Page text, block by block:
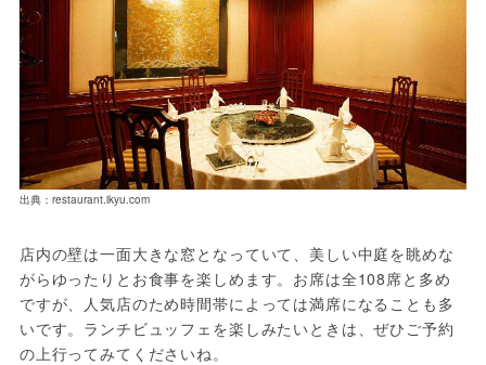
出典：restaurant.ikyu.com
店内の壁は一面大きな窓となっていて、美しい中庭を眺めな
がらゆったりとお食事を楽しめます。お席は全108席と多め
ですが、人気店のため時間帯によっては満席になることも多
いです。ランチビュッフェを楽しみたいときは、ぜひご予約
の上行ってみてくださいね。